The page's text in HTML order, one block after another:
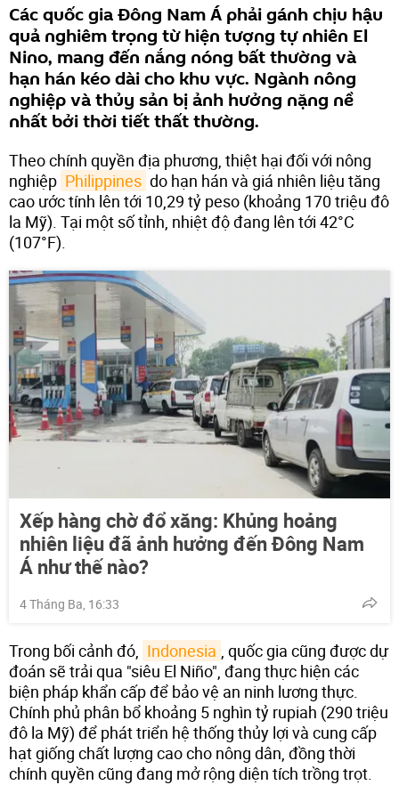
Các quốc gia Đông Nam Á phải gánh chịu hậu
quả nghiêm trọng từ hiện tượng tự nhiên El
Nino, mang đến nắng nóng bất thường và
hạn hán kéo dài cho khu vực. Ngành nông
nghiệp và thủy sản bị ảnh hưởng nặng nề
nhất bởi thời tiết thất thường.
Theo chính quyền địa phương, thiệt hại đối với nông
nghiệp Philippines do hạn hán và giá nhiên liệu tăng
cao ước tính lên tới 10,29 tỷ peso (khoảng 170 triệu đô
la Mỹ). Tại một số tỉnh, nhiệt độ đang lên tới 42°C
(107°F).
Xếp hàng chờ đổ xăng: Khủng hoảng
nhiên liệu đã ảnh hưởng đến Đông Nam
Á như thế nào?
4 Tháng Ba, 16:33
Trong bối cảnh đó, Indonesia , quốc gia cũng được dự
đoán sẽ trải qua "siêu El Niño", đang thực hiện các
biện pháp khẩn cấp để bảo vệ an ninh lương thực.
Chính phủ phân bổ khoảng 5 nghìn tỷ rupiah (290 triệu
đô la Mỹ) để phát triển hệ thống thủy lợi và cung cấp
hạt giống chất lượng cao cho nông dân, đồng thời
chính quyền cũng đang mở rộng diện tích trồng trọt.